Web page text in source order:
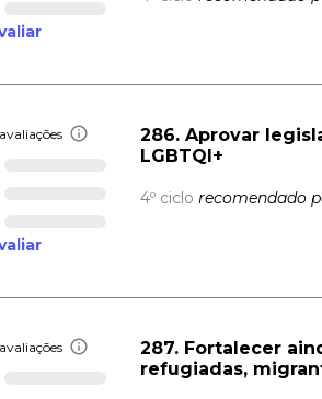
avaliações
286. Aprovar
LGBTQI+
4º ciclo recomendado
avaliações
287. Fortalecer
refugiadas,